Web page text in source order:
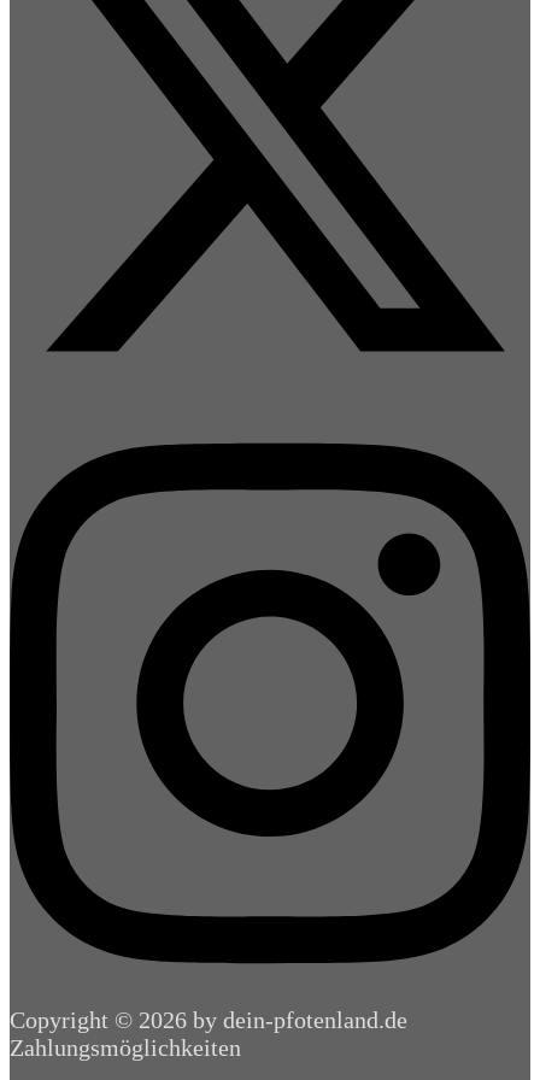
Copyright © 2026 by dein-pfotenland.de
Zahlungsmöglichkeiten